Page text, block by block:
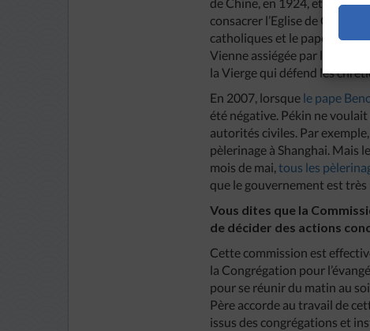
consacrer l’Eglise de Chine
catholiques et le pape des
Vienne assiégée par les
la Vierge qui défend les
En 2007, lorsque le pape
été négative. Pékin ne
autorités civiles. Par
pèlerinage à Shanghai. Mais
mois de mai,tous les
que le gouvernement est très
Vous dites que la
de décider des actions
Cette commission est
la Congrégation pour
pour se réunir du matin au
Père accorde au travail de
issus des congrégations et